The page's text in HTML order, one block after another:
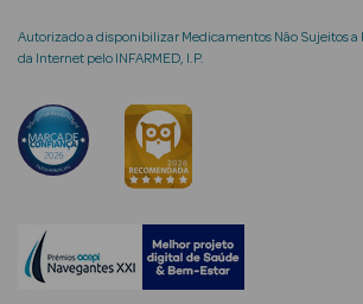
Limpeza Facial
Água Micelar
Solares
Máscaras
Faciais
Autorizado a disponibilizar Medicamentos Não Sujeitos a
da Internet pelo INFARMED, I.P.